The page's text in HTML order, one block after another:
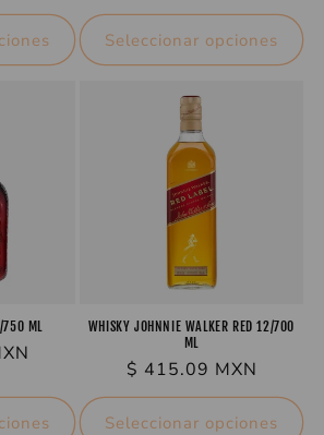
habitual
Seleccionar opciones
750 ML
WHISKY JOHNNIE WALKER RED 12/700
ML
Precio
habitual
$ 415.09 MXN
Seleccionar opciones